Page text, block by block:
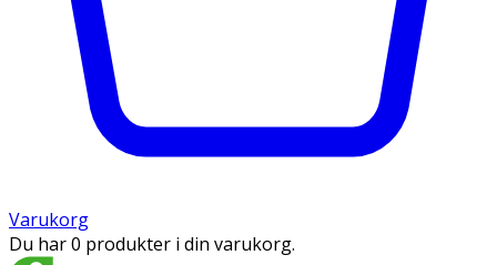
Varukorg
Du har 0 produkter i din varukorg.